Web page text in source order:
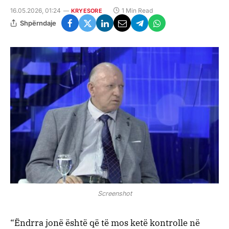
16.05.2026, 01:24 KRYESORE 1 Min Read
Shpërndaje
Screenshot
“Ëndrra jonë është që të mos ketë kontrolle në